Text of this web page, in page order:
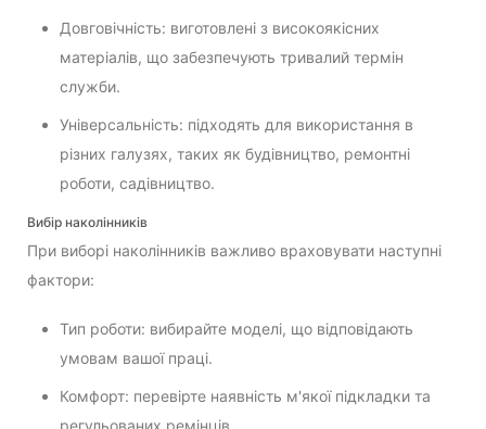
Довговічність: виготовлені з високоякісних
матеріалів, що забезпечують тривалий термін
служби.
Універсальність: підходять для використання в
різних галузях, таких як будівництво, ремонтні
роботи, садівництво.
Вибір наколінників
При виборі наколінників важливо враховувати наступні
фактори:
Тип роботи: вибирайте моделі, що відповідають
умовам вашої праці.
Комфорт: перевірте наявність м'якої підкладки та